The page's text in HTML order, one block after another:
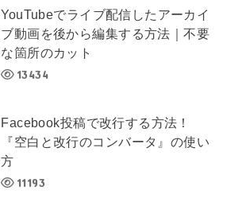
YouTubeでライブ配信したアーカイ
ブ動画を後から編集する方法｜不要
な箇所のカット
13434
Facebook投稿で改行する方法！
『空白と改行のコンバータ』の使い
方
11193